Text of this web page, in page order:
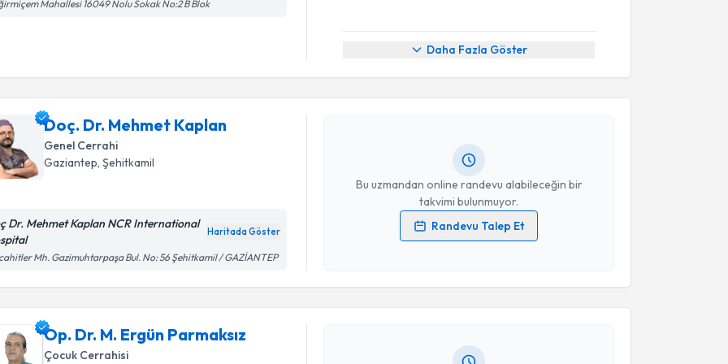
Mahallesi 16049 Nolu Sokak No:2 B Blok
Daha Fazla Göster
Doç. Dr. Mehmet Kaplan
Genel Cerrahi
Gaziantep, Şehitkamil
Dr. Mehmet Kaplan NCR International
Haritada Göster
Mh. Gazimuhtarpaşa Bul. No: 56 Şehitkamil / GAZİANTEP
Bu uzmandan online randevu alabileceğin bir
takvimi bulunmuyor.
Randevu Talep Et
Randevu Takvimi Talebi
Doç. Dr. Mehmet Kaplaniçin randevu takvimi talebi oluşturun.
Size bu uzmandan randevu almanız için bir takvim
Kişisel verilerimin işlenmesine ilişkinAydınlatma Metni
Op. Dr. M. Ergün Parmaksız
Çocuk Cerrahisi
Randevu Takvimi Talebi